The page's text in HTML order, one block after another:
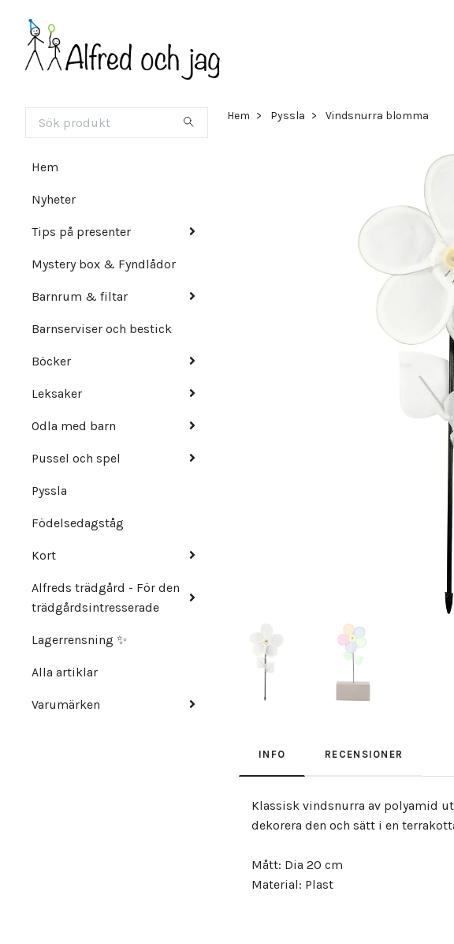
Hem
Nyheter
Tips på presenter
Mystery box & Fyndlådor
Barnrum & filtar
Barnserviser och bestick
Böcker
Leksaker
Odla med barn
Pussel och spel
Pyssla
Födelsedagståg
Kort
Alfreds trädgård - För den
trädgårdsintresserade
Lagerrensning ✨
Alla artiklar
Varumärken
Hem Pyssla Vindsnurra blomma
INFO RECENSIONER
Klassisk vindsnurra av polyamid
dekorera den och sätt i en
Mått: Dia 20 cm
Material: Plast